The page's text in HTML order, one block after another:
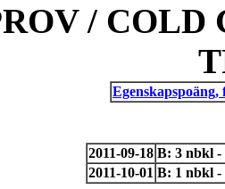
/ COLD
2011-09-18 B: 3 nbkl -
2011-10-01 B: 1 nbkl -